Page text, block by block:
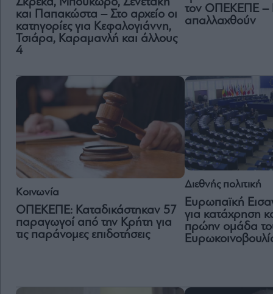
και Παπακώστα – Στο αρχείο οι
κατηγορίες για Κεφαλογιάννη,
Τσιάρα, Καραμανλή και άλλους
4
τον ΟΠΕΚΕΠΕ –
απαλλαχθούν
Κοινωνία
ΟΠΕΚΕΠΕ: Καταδικάστηκαν 57
παραγωγοί από την Κρήτη για
τις παράνομες επιδοτήσεις
Διεθνής πολιτική
Ευρωπαϊκή
για κατάχρηση
πρώην ομάδα